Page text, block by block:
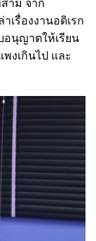
าม จาก
เรื่องงานอดิเรก
อนุญาตให้เรียน
งเกินไป และ